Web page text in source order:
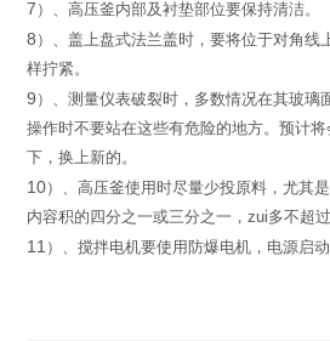
7 ） 、高压釜内部及衬垫部位要保持清洁。
8 ） 、盖上盘式法兰盖时，要将位于对角线
样拧紧。
9 ） 、测量仪表破裂时，多数情况在其玻璃
操作时不要站在这些有危险的地方。预计
下，换上新的。
10） 、高压釜使用时尽量少投原料，尤其
内容积的四分之一或三分之一，zui多不超过
11 ） 、搅拌电机要使用防爆电机，电源启